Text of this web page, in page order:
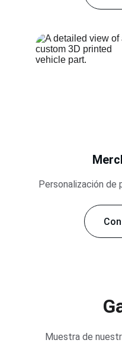
Personalización de
Muestra de